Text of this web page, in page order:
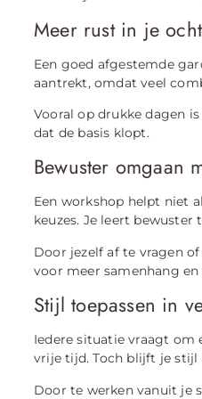
Meer rust in je
Een goed afgestemde
aantrekt, omdat veel
Vooral op drukke dagen
dat de basis klopt.
Bewuster omgaan
Een workshop helpt niet
keuzes. Je leert
Door jezelf af te vragen
voor meer samenhang
Stijl toepassen in
Iedere situatie vraagt om
vrije tijd. Toch blijft je stijl
Door te werken vanuit je